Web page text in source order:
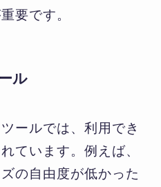
要です。
ル
ールでは、利用でき
ています。例えば、
の自由度が低かった